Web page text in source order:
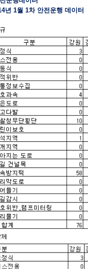
년 1월 1차 안전운행 데이터